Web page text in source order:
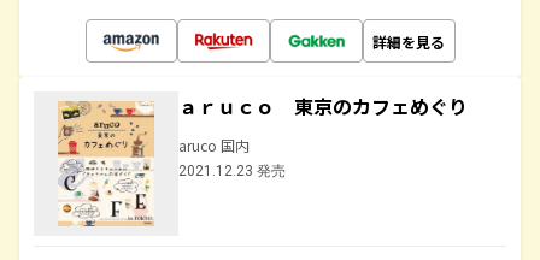
詳細を見る
ａｒｕｃｏ 東京のカフェめぐり
aruco 国内
2021.12.23 発売